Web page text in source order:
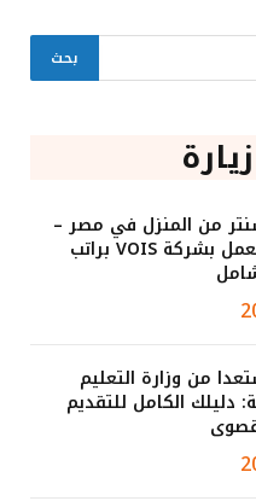
من المنزل في مصر –
فرصة العمر للعمل بشركة VOIS براتب
من وزارة التعليم
دليلك الكامل للتقديم